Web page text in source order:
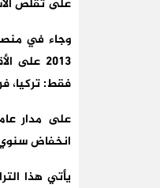
على تقلص
2013
فقط: تركيا،
انخفاض سنوي قدره 1.83 مليون طن، مما يعزز المخاوف بشأن تراجع
يأتي هذا